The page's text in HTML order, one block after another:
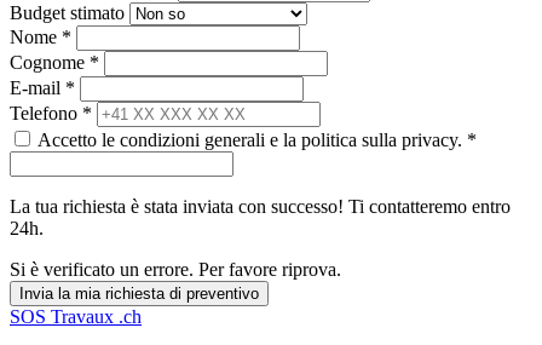
Budget stimato
Nome *
Cognome *
E-mail *
Telefono *
Accetto le condizioni generali e la politica sulla privacy. *
La tua richiesta è stata inviata con successo! Ti contatteremo entro
24h.
Si è verificato un errore. Per favore riprova.
Invia la mia richiesta di preventivo
SOS Travaux .ch